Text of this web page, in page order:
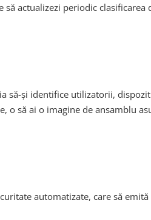
actualizezi periodic clasificarea
să-și identifice utilizatorii,
o să ai o imagine de ansamblu
automatizate, care să